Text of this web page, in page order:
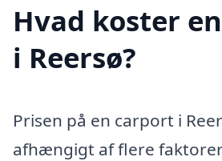
Hvad koster
i Reersø?
Prisen på en carport i
afhængigt af flere